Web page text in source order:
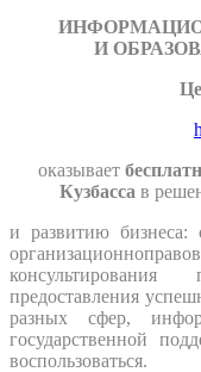
И
оказывает
Кузбасса в
и развитию
предоставления
разных сфер,
государственной
воспользоваться.